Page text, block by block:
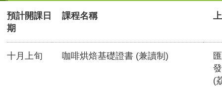
預計開課日
期
課程名稱
十月上旬 咖啡烘焙基礎證書 (兼讀制)
(